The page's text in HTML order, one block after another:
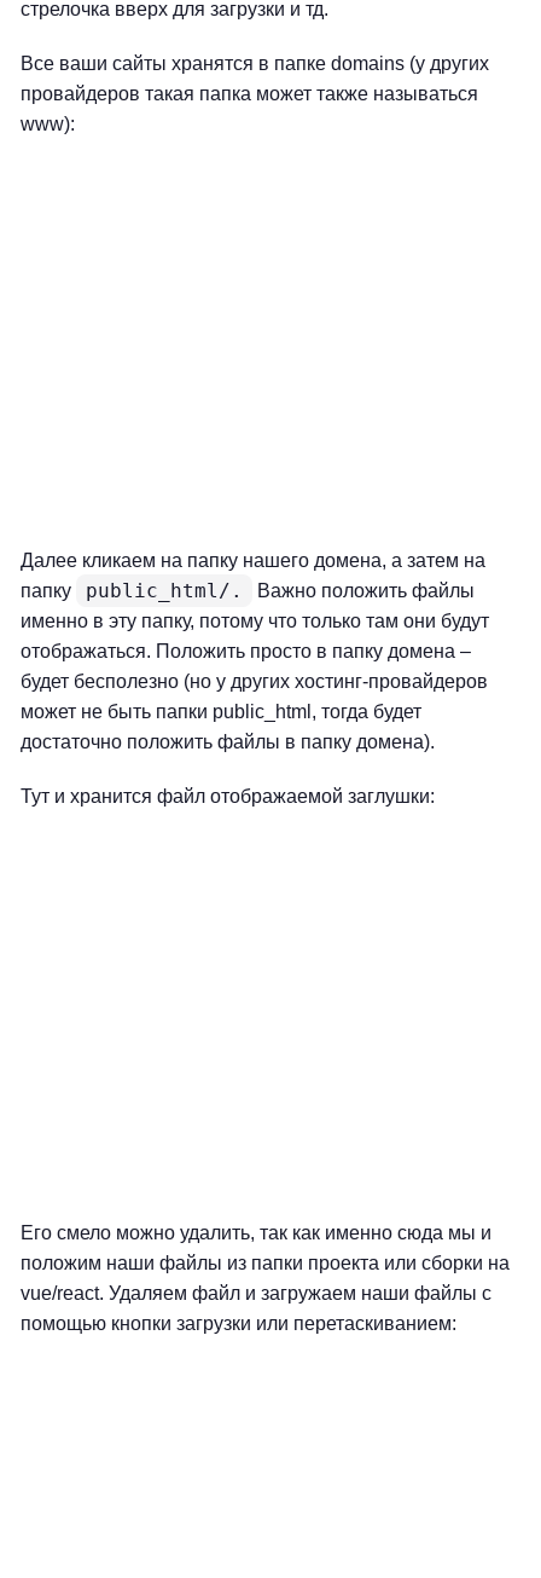
стрелочка вверх для загрузки и тд.
Все ваши сайты хранятся в папке domains (у других
провайдеров такая папка может также называться
www):
Далее кликаем на папку нашего домена, а затем на
папку
public_html/.
Важно положить файлы
именно в эту папку, потому что только там они будут
отображаться. Положить просто в папку домена –
будет бесполезно (но у других хостинг-провайдеров
может не быть папки public_html, тогда будет
достаточно положить файлы в папку домена).
Тут и хранится файл отображаемой заглушки:
Его смело можно удалить, так как именно сюда мы и
положим наши файлы из папки проекта или сборки на
vue/react. Удаляем файл и загружаем наши файлы с
помощью кнопки загрузки или перетаскиванием: